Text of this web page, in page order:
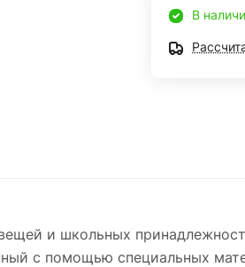
В
и школьных
с помощью специальных